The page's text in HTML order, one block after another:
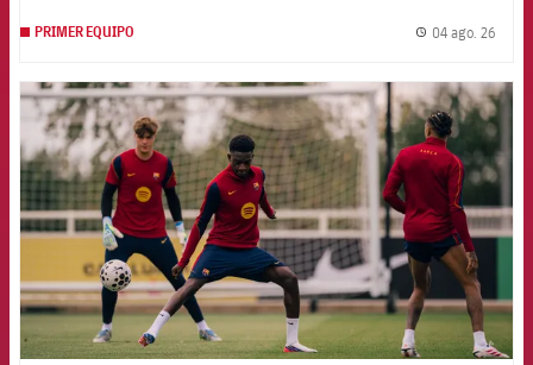
PRIMER EQUIPO 04 ago. 26
FCB Barcelona badge